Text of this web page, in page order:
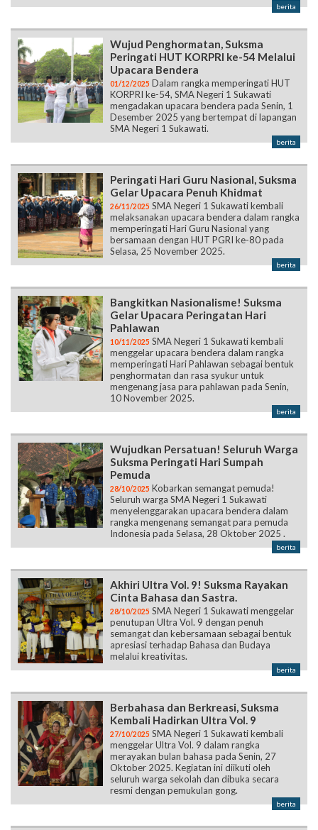
berita
Wujud Penghormatan, Suksma
Peringati HUT KORPRI ke-54 Melalui
Upacara Bendera
01/12/2025 Dalam rangka memperingati HUT
KORPRI ke-54, SMA Negeri 1 Sukawati
mengadakan upacara bendera pada Senin, 1
Desember 2025 yang bertempat di lapangan
SMA Negeri 1 Sukawati.
berita
Peringati Hari Guru Nasional, Suksma
Gelar Upacara Penuh Khidmat
26/11/2025 SMA Negeri 1 Sukawati kembali
melaksanakan upacara bendera dalam rangka
memperingati Hari Guru Nasional yang
bersamaan dengan HUT PGRI ke-80 pada
Selasa, 25 November 2025.
berita
Bangkitkan Nasionalisme! Suksma
Gelar Upacara Peringatan Hari
Pahlawan
10/11/2025 SMA Negeri 1 Sukawati kembali
menggelar upacara bendera dalam rangka
memperingati Hari Pahlawan sebagai bentuk
penghormatan dan rasa syukur untuk
mengenang jasa para pahlawan pada Senin,
10 November 2025.
berita
Wujudkan Persatuan! Seluruh Warga
Suksma Peringati Hari Sumpah
Pemuda
28/10/2025 Kobarkan semangat pemuda!
Seluruh warga SMA Negeri 1 Sukawati
menyelenggarakan upacara bendera dalam
rangka mengenang semangat para pemuda
Indonesia pada Selasa, 28 Oktober 2025 .
berita
Akhiri Ultra Vol. 9! Suksma Rayakan
Cinta Bahasa dan Sastra.
28/10/2025 SMA Negeri 1 Sukawati menggelar
penutupan Ultra Vol. 9 dengan penuh
semangat dan kebersamaan sebagai bentuk
apresiasi terhadap Bahasa dan Budaya
melalui kreativitas.
berita
Berbahasa dan Berkreasi, Suksma
Kembali Hadirkan Ultra Vol. 9
27/10/2025 SMA Negeri 1 Sukawati kembali
menggelar Ultra Vol. 9 dalam rangka
merayakan bulan bahasa pada Senin, 27
Oktober 2025. Kegiatan ini diikuti oleh
seluruh warga sekolah dan dibuka secara
resmi dengan pemukulan gong.
berita